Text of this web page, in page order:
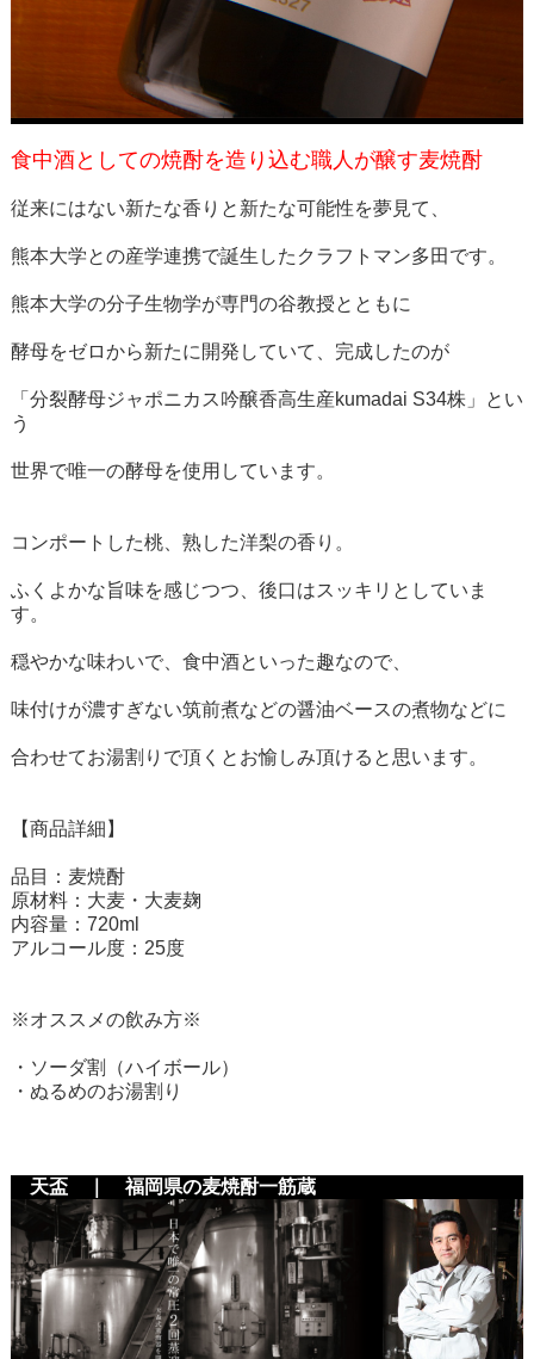
食中酒としての焼酎を造り込む職人が醸す麦焼酎
従来にはない新たな香りと新たな可能性を夢見て、
熊本大学との産学連携で誕生したクラフトマン多田です。
熊本大学の分子生物学が専門の谷教授とともに
酵母をゼロから新たに開発していて、完成したのが
「分裂酵母ジャポニカス吟醸香高生産kumadai S34株」とい
う
世界で唯一の酵母を使用しています。
コンポートした桃、熟した洋梨の香り。
ふくよかな旨味を感じつつ、後口はスッキリとしていま
す。
穏やかな味わいで、食中酒といった趣なので、
味付けが濃すぎない筑前煮などの醤油ベースの煮物などに
合わせてお湯割りで頂くとお愉しみ頂けると思います。
【商品詳細】
品目：麦焼酎
原材料：大麦・大麦麹
内容量：720ml
アルコール度：25度
※オススメの飲み方※
・ソーダ割（ハイボール）
・ぬるめのお湯割り
天盃 ｜ 福岡県の麦焼酎一筋蔵